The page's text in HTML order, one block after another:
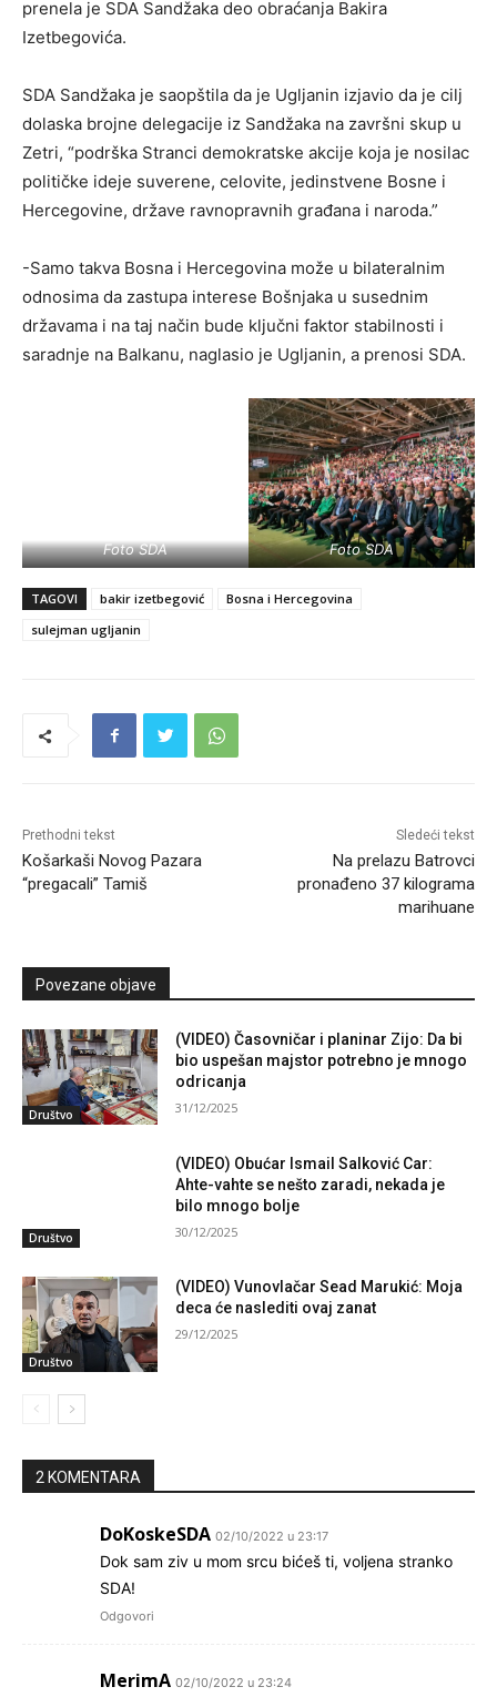
prenela je SDA Sandžaka deo obraćanja Bakira
Izetbegovića.
SDA Sandžaka je saopštila da je Ugljanin izjavio da je cilj
dolaska brojne delegacije iz Sandžaka na završni skup u
Zetri, “podrška Stranci demokratske akcije koja je nosilac
političke ideje suverene, celovite, jedinstvene Bosne i
Hercegovine, države ravnopravnih građana i naroda.”
-Samo takva Bosna i Hercegovina može u bilateralnim
odnosima da zastupa interese Bošnjaka u susednim
državama i na taj način bude ključni faktor stabilnosti i
saradnje na Balkanu, naglasio je Ugljanin, a prenosi SDA.
Foto SDA Foto SDA
TAGOVI bakir izetbegović
Bosna i Hercegovina
sulejman ugljanin
Prethodni tekst
Košarkaši Novog Pazara
“pregacali” Tamiš
Sledeći tekst
Na prelazu Batrovci
pronađeno 37 kilograma
marihuane
Povezane objave
Društvo
(VIDEO) Časovničar i planinar Zijo: Da bi
bio uspešan majstor potrebno je mnogo
odricanja
31/12/2025
Društvo
(VIDEO) Obućar Ismail Salković Car:
Ahte-vahte se nešto zaradi, nekada je
bilo mnogo bolje
30/12/2025
Društvo
(VIDEO) Vunovlačar Sead Marukić: Moja
deca će naslediti ovaj zanat
29/12/2025
2 KOMENTARA
DoKoskeSDA 02/10/2022 u 23:17
Dok sam ziv u mom srcu bićeš ti, voljena stranko
SDA!
Odgovori
MerimA 02/10/2022 u 23:24